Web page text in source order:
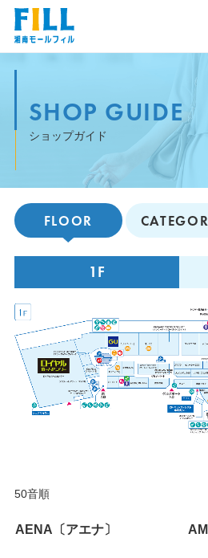
SHOP GUIDE
ショップガイド
FLOOR
1F
50音順
AENA〔アエナ〕